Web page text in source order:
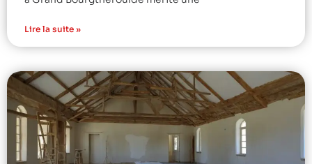
Lire la suite »